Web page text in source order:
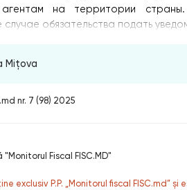
агентам на территории
обязательства подать
Mițova
nr. 7 (98) 2025
Fiscal FISC.MD"
exclusiv P.P. „Monitorul fiscal FISC.md”